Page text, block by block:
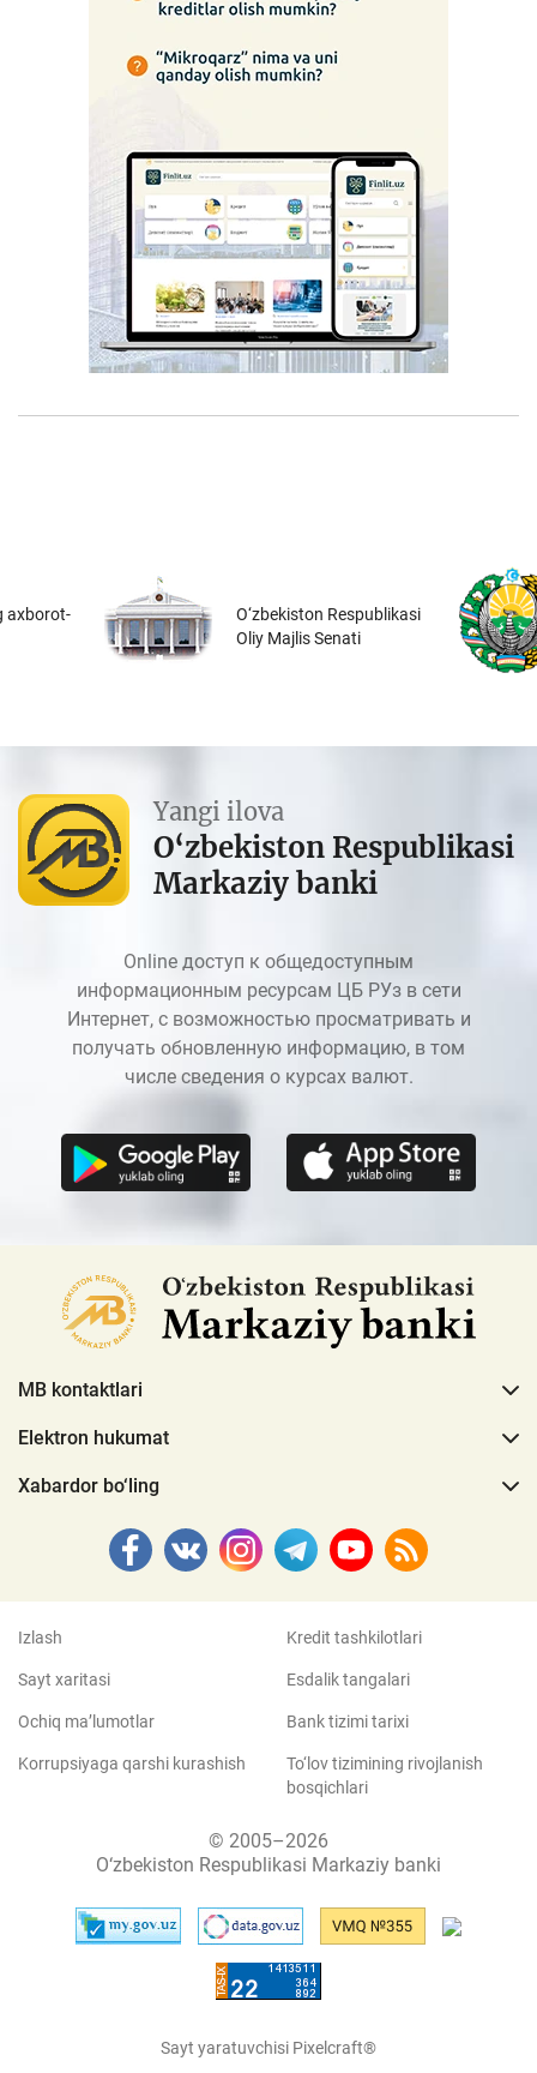
axborot-
O‘zbekiston Respublikasi
Oliy Majlis Senati
Yangi ilova
O‘zbekiston Respublikasi
Markaziy banki
Online доступ к общедоступным
информационным ресурсам ЦБ РУз в сети
Интернет, с возможностью просматривать и
получать обновленную информацию, в том
числе сведения о курсах валют.
MB kontaktlari
Elektron hukumat
Xabardor bo‘ling
Izlash
Sayt xaritasi
Ochiq ma’lumotlar
Korrupsiyaga qarshi kurashish
Kredit tashkilotlari
Esdalik tangalari
Bank tizimi tarixi
To‘lov tizimining rivojlanish
bosqichlari
© 2005–2026
O‘zbekiston Respublikasi Markaziy banki
Sayt yaratuvchisi Pixelcraft®